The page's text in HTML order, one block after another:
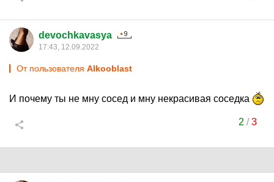
devochkavasya
17:43, 12.09.2022
От пользователя Alkooblast
И почему ты не мну сосед и мну некрасивая соседка
2 /3